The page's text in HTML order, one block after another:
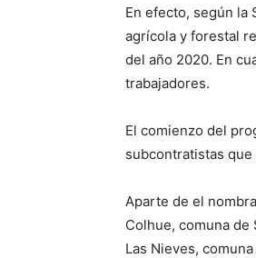
En efecto, según la
agrícola y forestal
del año 2020. En
trabajadores.
El comienzo del
subcontratistas
Aparte de el
Colhue, comuna de
Las Nieves,